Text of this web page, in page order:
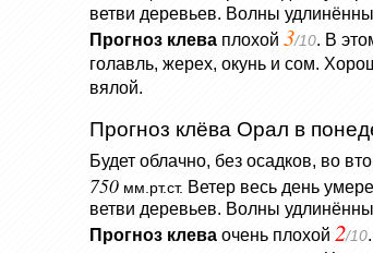
ветви деревьев. Волны
Прогноз клева плохой 3/10. В
голавль, жерех, окунь и сом.
вялой.
Прогноз клёва Орал в
Будет облачно, без осадков, во
750 мм.рт.ст. Ветер весь день
ветви деревьев. Волны
Прогноз клева очень плохой 2/10